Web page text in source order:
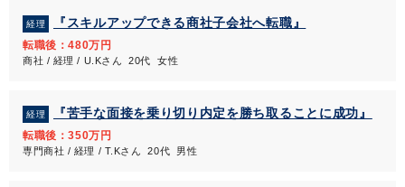
経理 『スキルアップできる商社子会社へ転職』
転職後：480万円
商社 / 経理 / U.Kさん 20代 女性
経理 『苦手な面接を乗り切り内定を勝ち取ることに成功』
転職後：350万円
専門商社 / 経理 / T.Kさん 20代 男性